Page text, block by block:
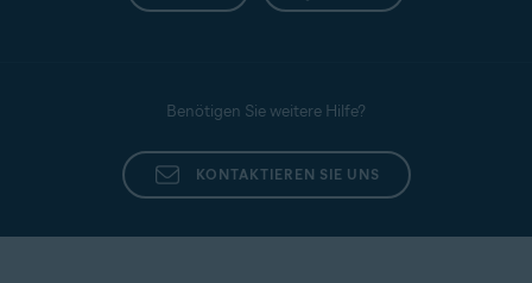
Benötigen Sie weitere Hilfe?
KONTAKTIEREN SIE UNS